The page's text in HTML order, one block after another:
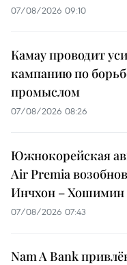
07/08/2026 09:10
Камау проводит
кампанию по
промыслом
07/08/2026 08:26
Южнокорейская
Air Premia
Инчхон – Хошимин
07/08/2026 07:43
Nam A Bank